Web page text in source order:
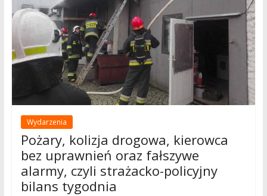
Wydarzenia
Pożary, kolizja drogowa, kierowca
bez uprawnień oraz fałszywe
alarmy, czyli strażacko-policyjny
bilans tygodnia